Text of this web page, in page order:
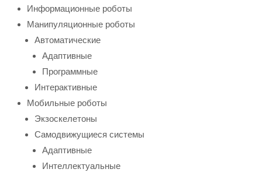
Информационные роботы
Манипуляционные роботы
Автоматические
Адаптивные
Программные
Интерактивные
Мобильные роботы
Экзоскелетоны
Самодвижущиеся системы
Адаптивные
Интеллектуальные